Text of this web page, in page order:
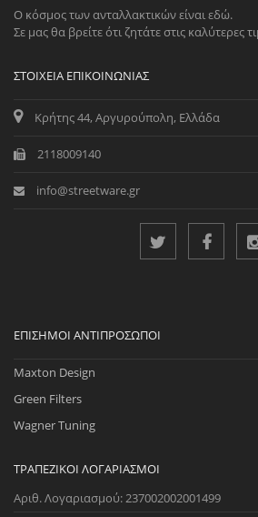
Ο κόσμος των ανταλλακτικών είναι εδώ.
Σε μας θα βρείτε ότι ζητάτε στις καλύτερες
ΣΤΟΙΧΕΊΑ ΕΠΙΚΟΙΝΩΝΊΑΣ
Κρήτης 44, Αργυρούπολη, Ελλάδα
2118009140
info@streetware.gr
ΕΠΊΣΗΜΟΙ ΑΝΤΙΠΡΌΣΩΠΟΙ
Maxton Design
Green Filters
Wagner Tuning
ΤΡΑΠΕΖΙΚΟΊ ΛΟΓΑΡΙΑΣΜΟΊ
Αριθ. Λογαριασμού: 237002002001499